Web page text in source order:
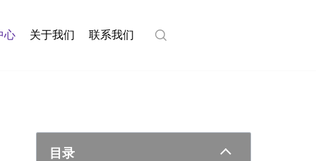
心 关于我们 联系我们
目录